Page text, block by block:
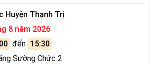
Huyện Thạnh Trị
8 năm 2026
đến 15:30
Sường Chức 2